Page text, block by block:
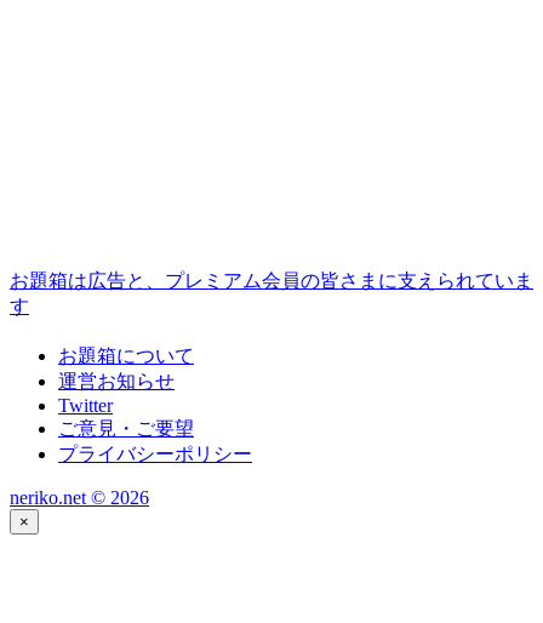
お題箱は広告と、プレミアム会員の皆さまに支えられていま
す
お題箱について
運営お知らせ
Twitter
ご意見・ご要望
プライバシーポリシー
neriko.net © 2026
×